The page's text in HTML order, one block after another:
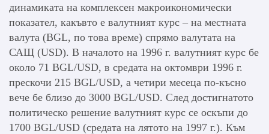
динамиката на комплексен макроикономически
показател, какъвто е валутният курс – на местната
валута (BGL, по това време) спрямо валутата на
САЩ (USD). В началото на 1996 г. валутният курс бе
около 71 BGL/USD, в средата на октомври 1996 г.
прескочи 215 BGL/USD, а четири месеца по-късно
вече бе близо до 3000 BGL/USD. След достигнатото
политическо решение валутният курс се оскъпи до
1700 BGL/USD (средата на лятото на 1997 г.). Към